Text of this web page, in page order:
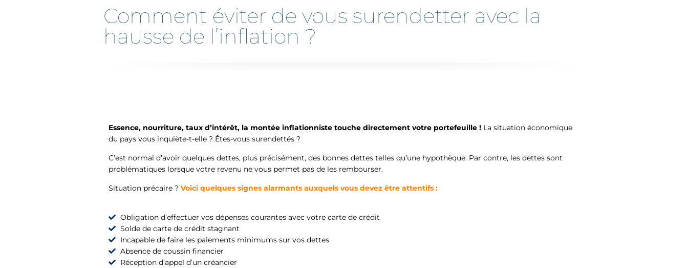
Comment éviter de vous surendetter avec la
hausse de l’inflation ?
Essence, nourriture, taux d’intérêt, la montée inflationniste touche directement votre portefeuille ! La situation économique
du pays vous inquiète-t-elle ? Êtes-vous surendettés ?
C’est normal d’avoir quelques dettes, plus précisément, des bonnes dettes telles qu’une hypothèque. Par contre, les dettes sont
problématiques lorsque votre revenu ne vous permet pas de les rembourser.
Situation précaire ? Voici quelques signes alarmants auxquels vous devez être attentifs :
Obligation d’effectuer vos dépenses courantes avec votre carte de crédit
Solde de carte de crédit stagnant
Incapable de faire les paiements minimums sur vos dettes
Absence de coussin financier
Réception d’appel d’un créancier